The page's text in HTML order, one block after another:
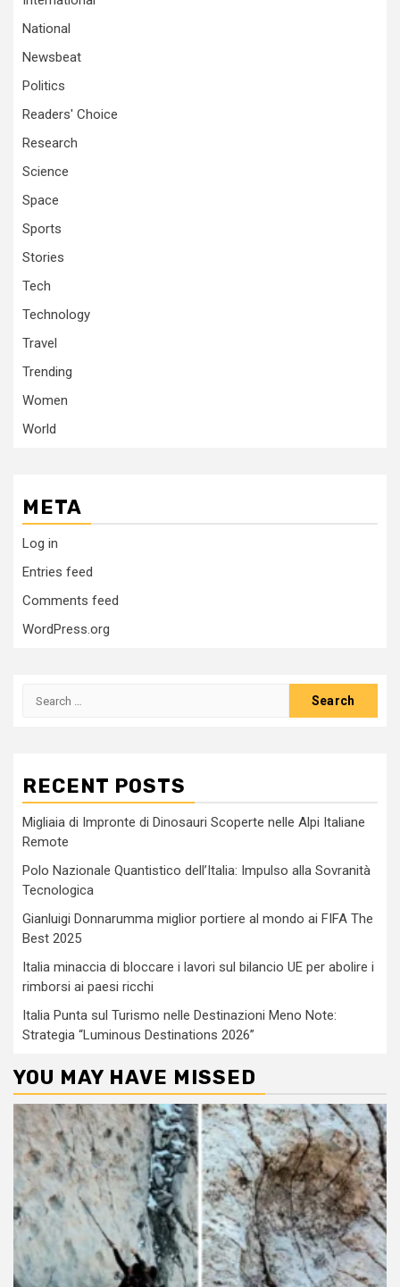
National
Newsbeat
Politics
Readers' Choice
Research
Science
Space
Sports
Stories
Tech
Technology
Travel
Trending
Women
World
META
Log in
Entries feed
Comments feed
WordPress.org
Search
RECENT POSTS
Migliaia di Impronte di Dinosauri Scoperte nelle Alpi Italiane
Remote
Polo Nazionale Quantistico dell’Italia: Impulso alla Sovranità
Tecnologica
Gianluigi Donnarumma miglior portiere al mondo ai FIFA The
Best 2025
Italia minaccia di bloccare i lavori sul bilancio UE per abolire i
rimborsi ai paesi ricchi
Italia Punta sul Turismo nelle Destinazioni Meno Note:
Strategia “Luminous Destinations 2026”
YOU MAY HAVE MISSED